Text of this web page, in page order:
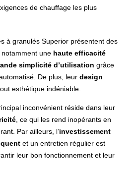
de chauffage les plus
à granulés Superior présentent des
une haute efficacité
simplicité d’utilisation grâce
De plus, leurdesign
esthétique indéniable.
inconvénient réside dans leur
, ce qui les rend inopérants en
Par ailleurs, l’investissement
et un entretien régulier est
leur bon fonctionnement et leur